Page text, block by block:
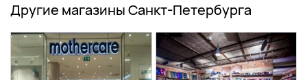
Другие магазины Санкт-Петербурга